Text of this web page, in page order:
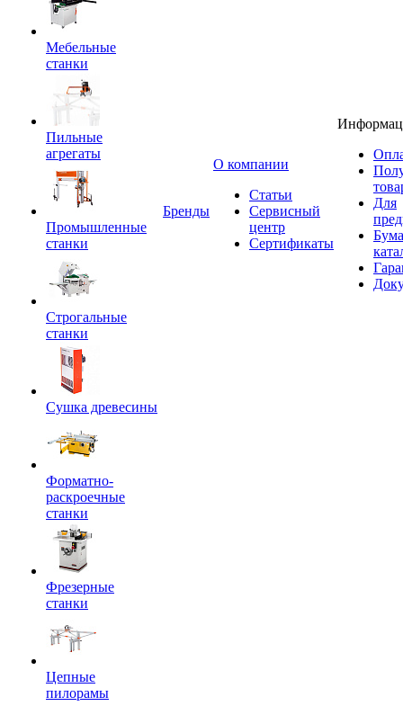
Мебельные
станки
Пильные
агрегаты
Промышленные
станки
Строгальные
станки
Сушка древесины
Форматно-
раскроечные
станки
Фрезерные
станки
Цепные
пилорамы
Бренды
O компании
Статьи
Сервисный
центр
Сертификаты
Для